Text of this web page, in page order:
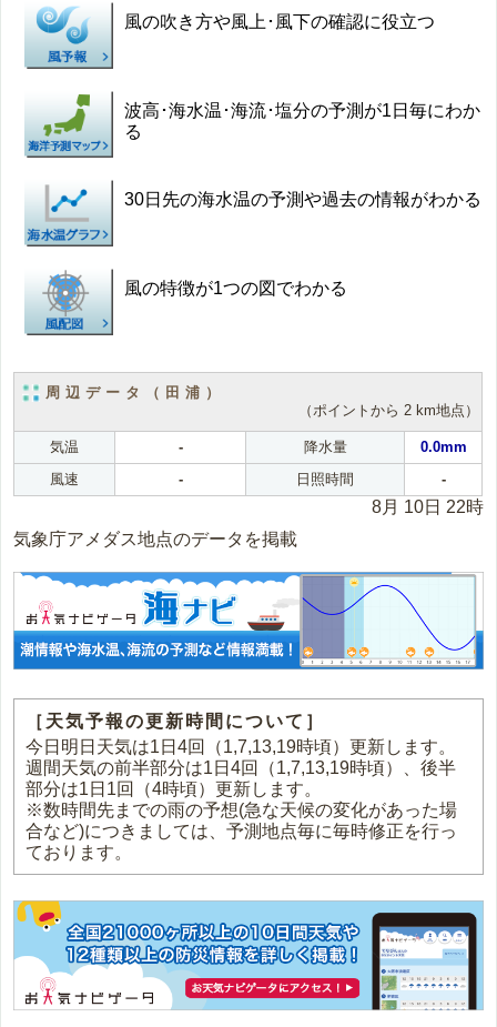
風の吹き方や風上･風下の確認に役立つ
波高･海水温･海流･塩分の予測が1日毎にわか
る
30日先の海水温の予測や過去の情報がわかる
風の特徴が1つの図でわかる
周辺データ（田浦）
（ポイントから 2 km地点）
気温 - 降水量
0.0mm
風速
- 日照時間 -
8月 10日 22時
気象庁アメダス地点のデータを掲載
［天気予報の更新時間について］
今日明日天気は1日4回（1,7,13,19時頃）更新します。
週間天気の前半部分は1日4回（1,7,13,19時頃）、後半
部分は1日1回（4時頃）更新します。
※数時間先までの雨の予想(急な天候の変化があった場
合など)につきましては、予測地点毎に毎時修正を行っ
ております。